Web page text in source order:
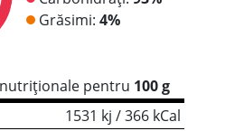
Grăsimi: 4%
pentru 100 g
1531 kj / 366 kCal